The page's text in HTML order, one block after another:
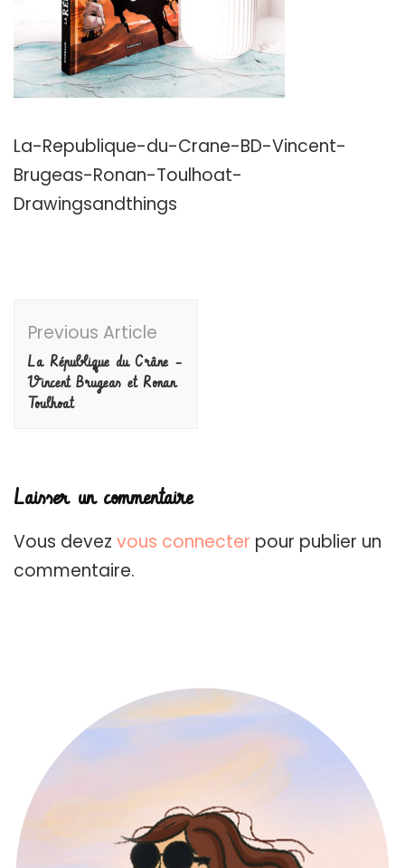
La-Republique-du-Crane-BD-Vincent-
Brugeas-Ronan-Toulhoat-
Drawingsandthings
Navigation
Previous Article
La République du Crâne –
Vincent Brugeas et Ronan
Toulhoat
Laisser un commentaire
Vous devez vous connecter pour publier un
commentaire.